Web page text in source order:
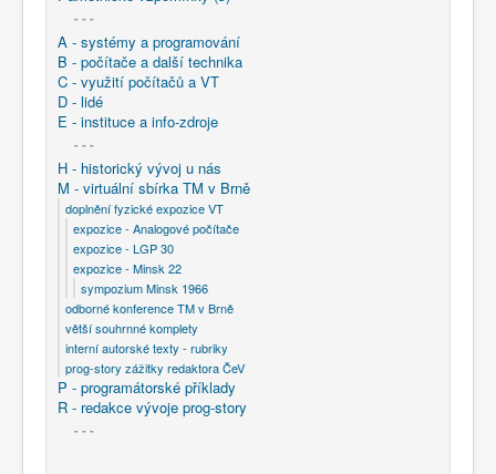
1965 - Spuštění počítače Minsk 2 na UEOS v Bratislavě -
video
- - -
A - systémy a programování
B - počítače a další technika
C - využití počítačů a VT
D - lidé
E - instituce a info-zdroje
- - -
H - historický vývoj u nás
M - virtuální sbírka TM v Brně
doplnění fyzické expozice VT
expozice - Analogové počítače
expozice - LGP 30
expozice - Minsk 22
sympozium Minsk 1966
odborné konference TM v Brně
větší souhrnné komplety
interní autorské texty - rubriky
prog-story zážitky redaktora ČeV
P - programátorské příklady
R - redakce vývoje prog-story
- - -